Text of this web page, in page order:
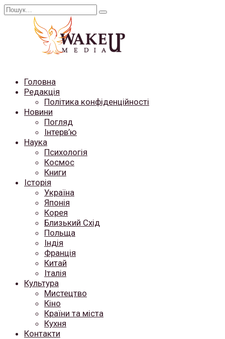
Перейти
Search
Головна
Редакція
Політика конфіденційності
Новини
Погляд
Інтерв’ю
Наука
Психологія
Космос
Книги
Історія
Україна
Японія
Корея
Близький Схід
Польща
Індія
Франція
Китай
Італія
Культура
Мистецтво
Кіно
Країни та міста
Кухня
Контакти